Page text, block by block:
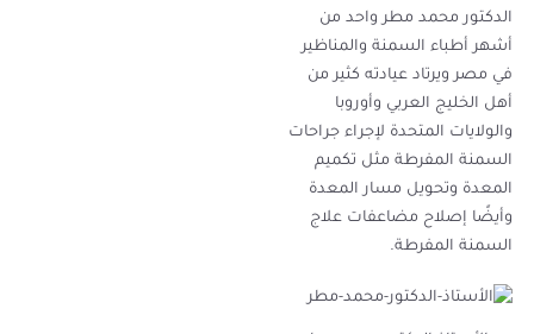
الدكتور محمد مطر واحد من
أشهر أطباء السمنة والمناظير
في مصر ويرتاد عيادته كثير من
أهل الخليج العربي وأوروبا
والولايات المتحدة لإجراء جراحات
السمنة المفرطة مثل تكميم
المعدة وتحويل مسار المعدة
وأيضًا إصلاح مضاعفات علاج
السمنة المفرطة.